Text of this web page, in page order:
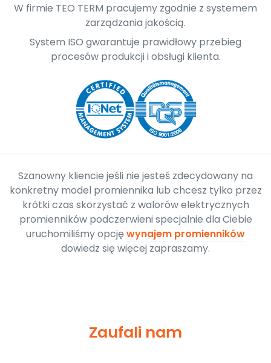
W firmie TEO TERM pracujemy zgodnie z systemem
zarządzania jakością.
System ISO gwarantuje prawidłowy przebieg
procesów produkcji i obsługi klienta.
Szanowny kliencie jeśli nie jesteś zdecydowany na
konkretny model promiennika lub chcesz tylko przez
krótki czas skorzystać z walorów elektrycznych
promienników podczerwieni specjalnie dla Ciebie
uruchomiliśmy opcjęwynajem promienników
dowiedz się więcej zapraszamy.
Zaufali nam